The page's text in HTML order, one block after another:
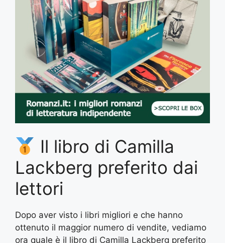
Il libro di Camilla
Lackberg preferito dai
lettori
Dopo aver visto i libri migliori e che hanno
ottenuto il maggior numero di vendite, vediamo
ora quale è il libro di Camilla Lackberg preferito